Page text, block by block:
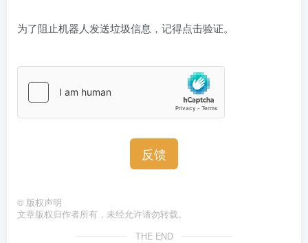
为了阻止机器人发送垃圾信息，记得点击验证。
反馈
© 版权声明
文章版权归作者所有，未经允许请勿转载。
THE END